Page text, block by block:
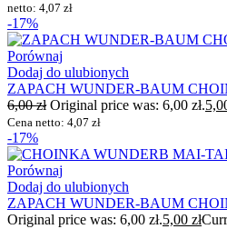
netto: 4,07 zł
-17%
Porównaj
Dodaj do ulubionych
ZAPACH WUNDER-BAUM
6,00zł Original price was: 6,00 zł.
Cena netto: 4,07 zł
-17%
Porównaj
Dodaj do ulubionych
ZAPACH WUNDER-BAUM
Original price was: 6,00 zł.5,00 zł